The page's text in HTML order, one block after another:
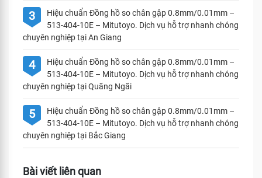
3
Hiệu chuẩn Đồng hồ so chân gập 0.8mm/0.01mm –
513-404-10E – Mitutoyo. Dịch vụ hỗ trợ nhanh chóng
chuyên nghiệp tại An Giang
4
Hiệu chuẩn Đồng hồ so chân gập 0.8mm/0.01mm –
513-404-10E – Mitutoyo. Dịch vụ hỗ trợ nhanh chóng
chuyên nghiệp tại Quãng Ngãi
5
Hiệu chuẩn Đồng hồ so chân gập 0.8mm/0.01mm –
513-404-10E – Mitutoyo. Dịch vụ hỗ trợ nhanh chóng
chuyên nghiệp tại Bắc Giang
Bài viết liên quan